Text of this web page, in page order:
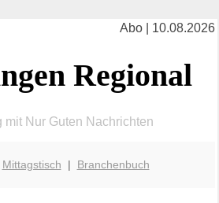
Abo | 10.08.2026
Regional
mit Nur Guten Nachrichten
Mittagstisch | Branchenbuch